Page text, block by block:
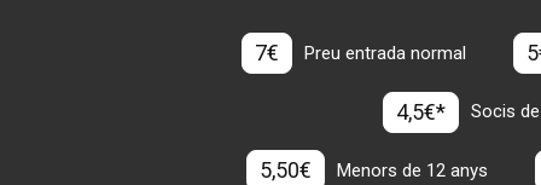
7€ Preu entrada normal
4,5€* Socis
5,50€ Menors de 12 anys